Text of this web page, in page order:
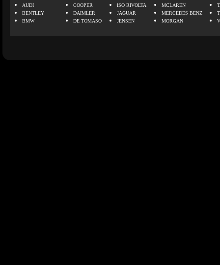
AUDI
BENTLEY
BMW
COOPER
DAIMLER
DE TOMASO
ISO RIVOLTA
JAGUAR
JENSEN
MCLAREN
MERCEDES BENZ
MORGAN